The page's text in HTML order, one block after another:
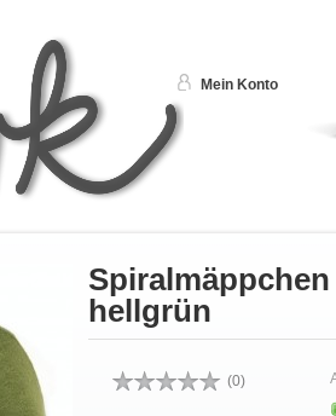
Mein Konto
hellgrün
(0)